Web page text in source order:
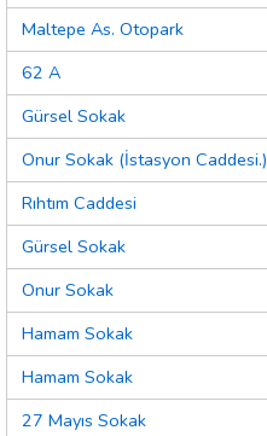
Maltepe As. Otopark
62 A
Gürsel Sokak
Onur Sokak (İstasyon Caddesi.)
Rıhtım Caddesi
Gürsel Sokak
Onur Sokak
Hamam Sokak
Hamam Sokak
27 Mayıs Sokak